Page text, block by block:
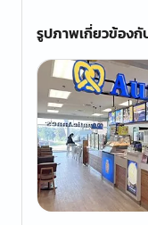
รูปภาพเกี่ยวข้องกั